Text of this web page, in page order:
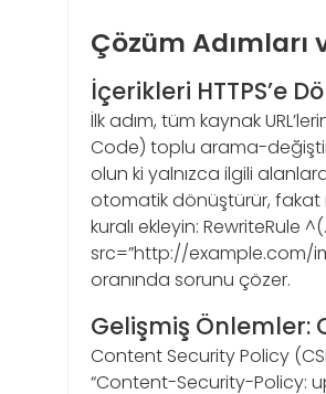
Çözüm
İçerikleri HTTPS’e
İlk adım, tüm kaynak
Code) toplu arama-
olun ki yalnızca ilgili
otomatik dönüştürür, fakat
kuralı ekleyin: RewriteRule
src=”http://example.com/
oranında sorunu çözer.
Gelişmiş Önlemler:
Content Security Policy
“Content-Security-Policy: